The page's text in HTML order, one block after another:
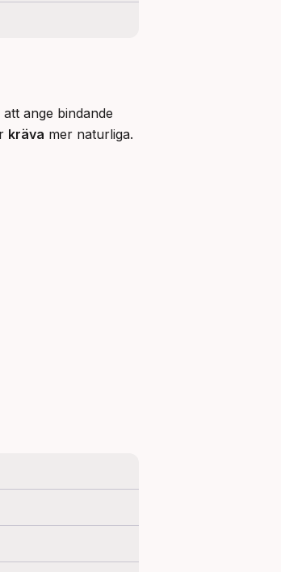
ange bindande
kräva mer naturliga.